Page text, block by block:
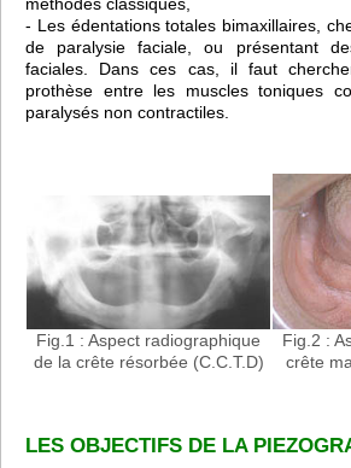
méthodes classiques,
- Les édentations totales bimaxillaires,
de paralysie faciale, ou présentant
faciales. Dans ces cas, il faut
prothèse entre les muscles toniques
paralysés non contractiles.
Fig.1 : Aspect radiographique
de la crête résorbée (C.C.T.D)
Fig.2 :
crête
LES OBJECTIFS DE LA